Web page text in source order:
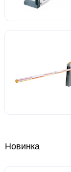
Новинка